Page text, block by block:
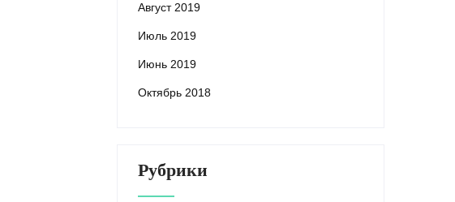
Август 2019
Июль 2019
Июнь 2019
Октябрь 2018
Рубрики